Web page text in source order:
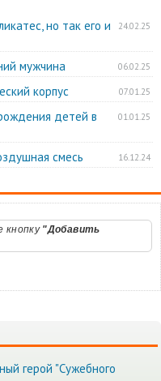
24.02.25
но так его и
06.02.25
мужчина
07.01.25
корпус
01.01.25
детей в
16.12.24
смесь
кнопку "Добавить
герой "Сужебного